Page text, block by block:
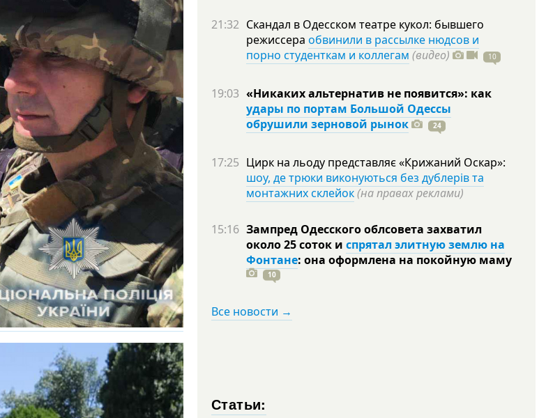
21:32 Скандал в Одесском театре кукол: бывшего
режиссера обвинили в рассылке нюдсов и
порно студенткам и коллегам (видео) 10
19:03 «Никаких альтернатив не появится»: как
удары по портам Большой Одессы
обрушили зерновой рынок
24
17:25 Цирк на льоду представляє «Крижаний Оскар»:
шоу, де трюки виконуються без дублерів та
монтажних склейок(на правах реклами)
15:16 Зампред Одесского облсовета захватил
около 25 соток и спрятал элитную землю на
Фонтане: она оформлена на покойную маму
10
Все новости →
Статьи: